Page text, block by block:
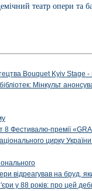
театр опери та
Bouquet Kyiv Stage -
Мінкульт
8 Фестивалю-премії
цирку
відреагував на
у 88 років: про цей